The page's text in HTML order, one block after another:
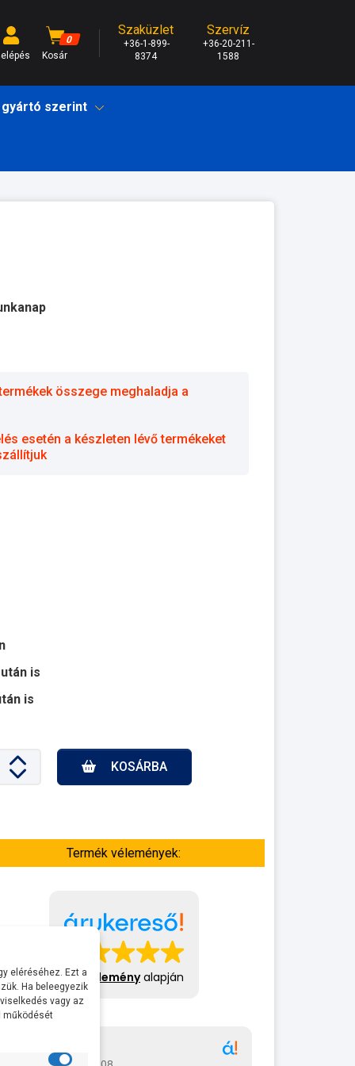
0
Kosár
Szaküzlet
+36-1-899-
8374
Szervíz
+36-20-211-
1588
szerint
összege meghaladja a
esetén a készleten lévő termékeket
is
is
KOSÁRBA
Termék vélemények:
413 véleményalapján
Gábor
eléréséhez. Ezt a
Ha beleegyezik
vagy az
működését